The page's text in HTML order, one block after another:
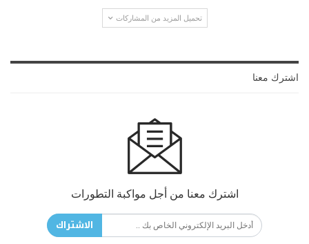
تحميل المزيد من المشاركات
اشترك معنا
اشترك معنا من أجل مواكبة التطورات
الاشتراك